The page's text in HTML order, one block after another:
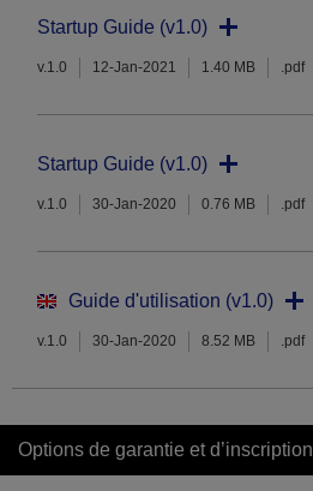
Startup Guide (v1.0)
v.1.0 12-Jan-2021 1.40 MB .pdf
Startup Guide (v1.0)
v.1.0 30-Jan-2020 0.76 MB .pdf
Guide d'utilisation (v1.0)
v.1.0 30-Jan-2020 8.52 MB .pdf
Options de garantie et d’inscription